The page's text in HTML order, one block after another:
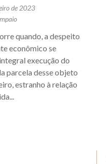
de 2023
quando, a despeito
econômico se
execução do
parcela desse objeto
estranho à relação